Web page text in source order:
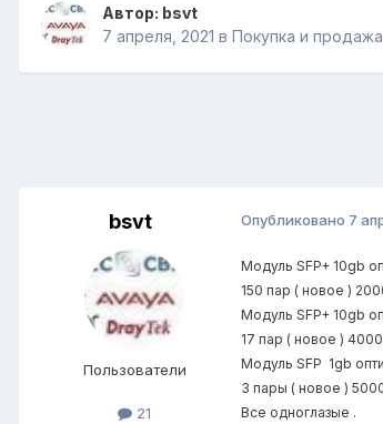
Автор: bsvt
7 апреля, 2021 в Покупка и
bsvt
Пользователи
21
Опубликовано 7
Модуль SFP+ 10gb
150 пар ( новое )
Модуль SFP+ 10gb
17 пар ( новое )
Модуль SFP 1gb
3 пары ( новое )
Все одноглазые .